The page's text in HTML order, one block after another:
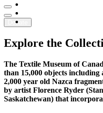
Youtube
Donate
Explore the
The Textile Museum of
than 15,000 objects
2,000 year old Nazca
by artist Florence Ryder
Saskatchewan) that